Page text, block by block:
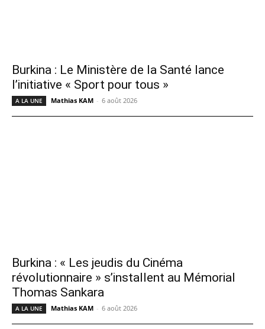
Burkina : Le Ministère de la Santé lance
l’initiative « Sport pour tous »
A LA UNE Mathias KAM - 6 août 2026
Burkina : « Les jeudis du Cinéma
révolutionnaire » s’installent au Mémorial
Thomas Sankara
A LA UNE Mathias KAM - 6 août 2026